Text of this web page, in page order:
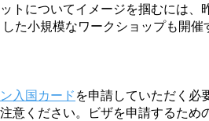
トについてイメージを掴むには、
た小規模なワークショップも開
入国カード を申請していただく必
意ください。ビザを申請するため